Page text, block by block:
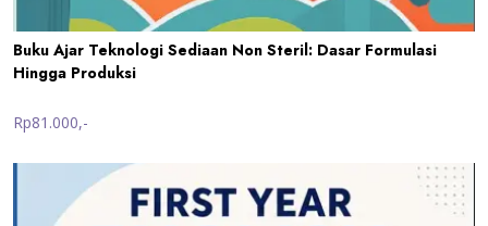
Buku Ajar Teknologi Sediaan Non Steril: Dasar Formulasi
Hingga Produksi
Rp81.000,-